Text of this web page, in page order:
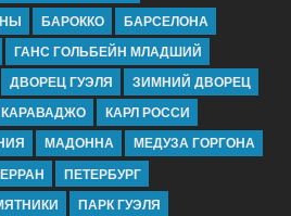
БАРОККО
БАРСЕЛОНА
ГАНС ГОЛЬБЕЙН МЛАДШИЙ
ДВОРЕЦ ГУЭЛЯ
ЗИМНИЙ ДВОРЕЦ
КАРАВАДЖО
КАРЛ РОССИ
МАДОННА
МЕДУЗА ГОРГОНА
ПЕТЕРБУРГ
ПАРК ГУЭЛЯ